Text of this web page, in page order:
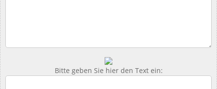
Bitte geben Sie hier den Text ein: